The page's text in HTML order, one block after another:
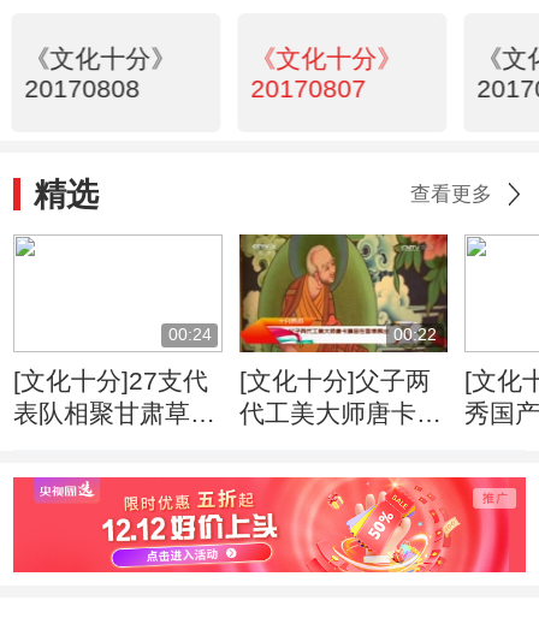
《文化十分》
20170808
《文化十分》
20170807
《
精选 查看更多
00:24
[文化十分]27支代
表队相聚甘肃草原
情
00:22
[文化十分]父子两
代工美大师唐卡精
[文化
秀国
局表彰